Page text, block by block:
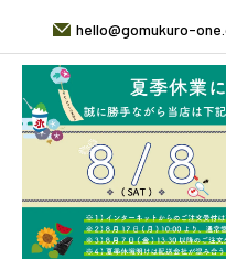
hello@gomukuro-